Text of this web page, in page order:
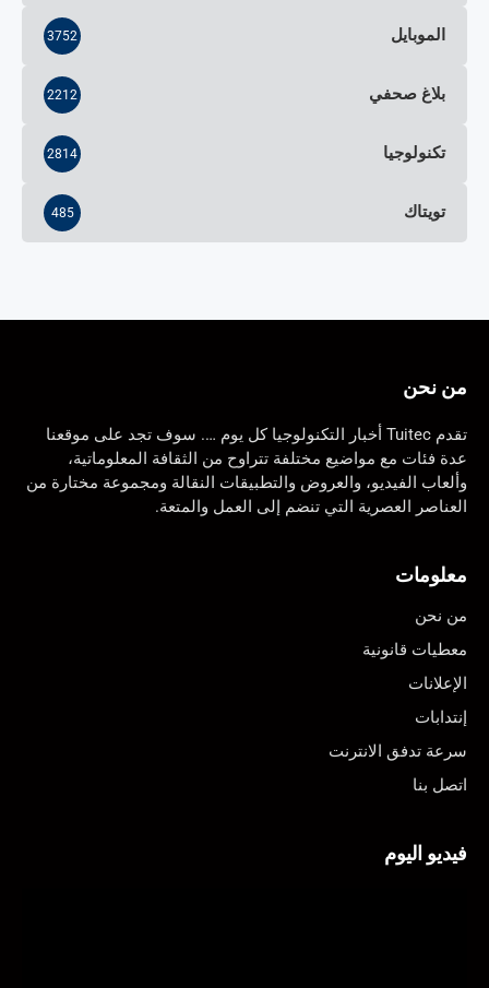
الموبايل 3752
بلاغ صحفي 2212
تكنولوجيا 2814
تويتاك 485
من نحن
تقدم Tuitec أخبار التكنولوجيا كل يوم …. سوف تجد على موقعنا
عدة فئات مع مواضيع مختلفة تتراوح من الثقافة المعلوماتية،
وألعاب الفيديو، والعروض والتطبيقات النقالة ومجموعة مختارة من
العناصر العصرية التي تنضم إلى العمل والمتعة.
معلومات
من نحن
معطيات قانونية
الإعلانات
إنتدابات
سرعة تدفق الانترنت
اتصل بنا
فيديو اليوم